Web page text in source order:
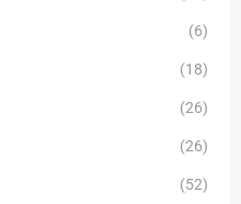
(6)
(18)
(26)
(26)
(52)